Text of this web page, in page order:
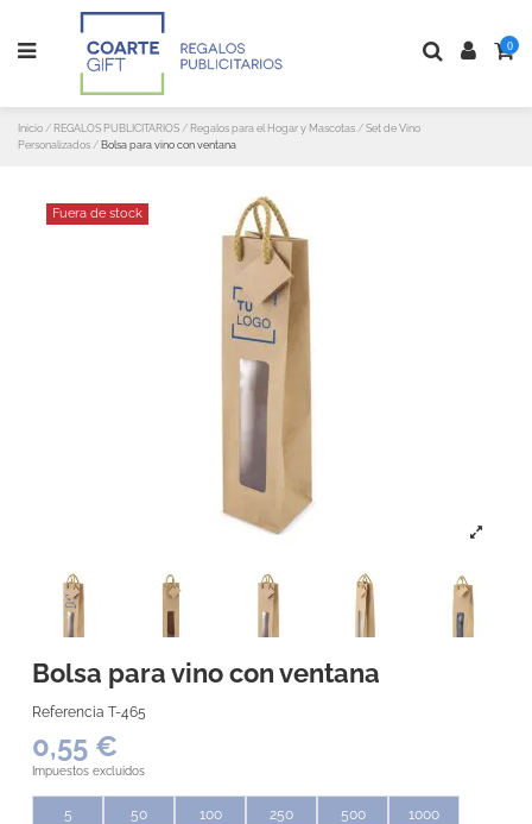
0
Inicio REGALOS PUBLICITARIOS Regalos para el Hogar y Mascotas
Set de Vino
Personalizados
Bolsa para vino con ventana
Fuera de stock
Bolsa para vino con ventana
Referencia T-465
0,55 €
Impuestos excluidos
5 50 100 250 500 1000